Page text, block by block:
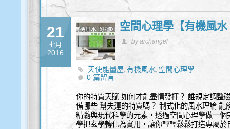
21
七月
2016
空間心理學【有機風
by archangel
天使能量屋,有機風水, 空間心理學
0 篇留言
你的特質天賦 如何才能盡情發揮？ 誰規定調整
備哪些 幫夫運的特質嗎？ 制式化的風水理論
精髓與現代科學的元素，透過空間心理學做一
學把玄學轉化為實用，讓你輕輕鬆鬆打造專屬